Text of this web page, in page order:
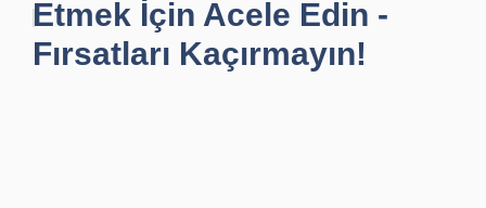
Etmek İçin Acele Edin -
Fırsatları Kaçırmayın!